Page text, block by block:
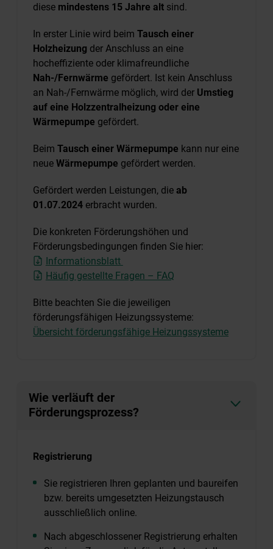
diese mindestens 15 Jahre alt sind.
In erster Linie wird beim Tausch einer
Holzheizung der Anschluss an eine
hocheffiziente oder klimafreundliche
Nah-/Fernwärme gefördert. Ist kein Anschluss
an Nah-/Fernwärme möglich, wird der Umstieg
auf eine Holzzentralheizung oder eine
Wärmepumpe gefördert.
Beim Tausch einer Wärmepumpe kann nur eine
neue Wärmepumpe gefördert werden.
Gefördert werden Leistungen, die ab
01.07.2024 erbracht wurden.
Die konkreten Förderungshöhen und
Förderungsbedingungen finden Sie hier:
Informationsblatt
Häufig gestellte Fragen – FAQ
Bitte beachten Sie die jeweiligen
förderungsfähigen Heizungssysteme:
Übersicht förderungsfähige Heizungssysteme
Wie verläuft der
Förderungsprozess?
Registrierung
Sie registrieren Ihren geplanten und baureifen
bzw. bereits umgesetzten Heizungstausch
ausschließlich online.
Nach abgeschlossener Registrierung erhalten